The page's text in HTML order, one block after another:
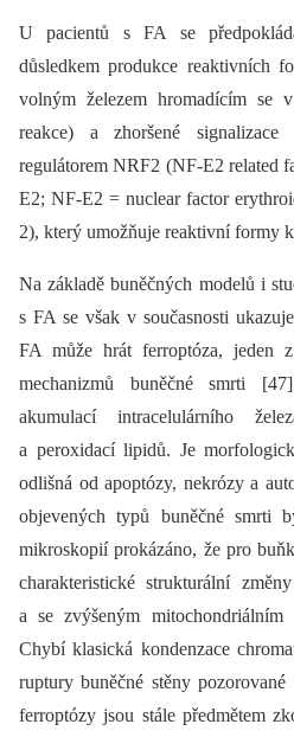
U pacientů s FA se
důsledkem produkce reaktivních
volným železem hromadícím se
reakce) a zhoršené signalizace
regulátorem NRF2 (NF-E2 related
E2; NF-E2 = nuclear factor
2), který umožňuje reaktivní formy
Na základě buněčných modelů i
s FA se však v současnosti
FA může hrát ferroptóza, jeden
mechanizmů buněčné smrti
akumulací intracelulárního
a peroxidací lipidů. Je
odlišná od apoptózy, nekrózy a
objevených typů buněčné smrti
mikroskopií prokázáno, že pro
charakteristické strukturální
a se zvýšeným mitochondriálním
Chybí klasická kondenzace
ruptury buněčné stěny
ferroptózy jsou stále předmětem